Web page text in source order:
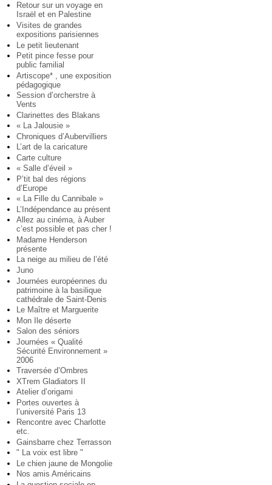
Retour sur un voyage en
Israël et en Palestine
Visites de grandes
expositions parisiennes
Le petit lieutenant
Petit pince fesse pour
public familial
Artiscope* , une exposition
pédagogique
Session d’orcherstre à
Vents
Clarinettes des Blakans
« La Jalousie »
Chroniques d’Aubervilliers
L’art de la caricature
Carte culture
« Salle d’éveil »
P’tit bal des régions
d’Europe
« La Fille du Cannibale »
L’Indépendance au présent
Allez au cinéma, à Auber
c’est possible et pas cher !
Madame Henderson
présente
La neige au milieu de l’été
Juno
Journées européennes du
patrimoine à la basilique
cathédrale de Saint-Denis
Le Maître et Marguerite
Mon Ile déserte
Salon des séniors
Journées « Qualité
Sécurité Environnement »
2006
Traversée d’Ombres
XTrem Gladiators II
Atelier d’origami
Portes ouvertes à
l’université Paris 13
Rencontre avec Charlotte
etc.
Gainsbarre chez Terrasson
" La voix est libre "
Le chien jaune de Mongolie
Nos amis Américains